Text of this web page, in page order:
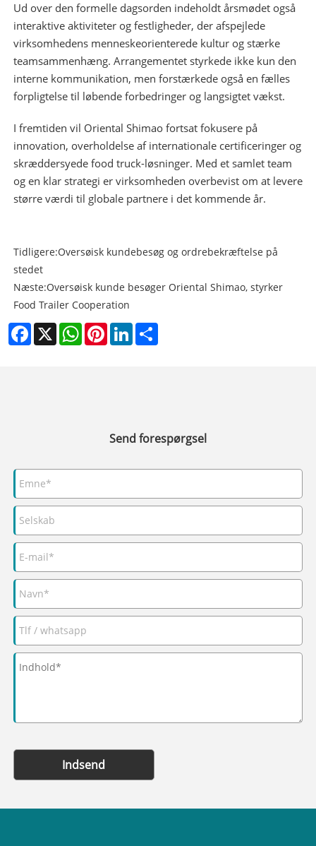
Ud over den formelle dagsorden indeholdt årsmødet også
interaktive aktiviteter og festligheder, der afspejlede
virksomhedens menneskeorienterede kultur og stærke
teamsammenhæng. Arrangementet styrkede ikke kun den
interne kommunikation, men forstærkede også en fælles
forpligtelse til løbende forbedringer og langsigtet vækst.
I fremtiden vil Oriental Shimao fortsat fokusere på
innovation, overholdelse af internationale certificeringer og
skræddersyede food truck-løsninger. Med et samlet team
og en klar strategi er virksomheden overbevist om at levere
større værdi til globale partnere i det kommende år.
Tidligere:Oversøisk kundebesøg og ordrebekræftelse på
stedet
Næste:Oversøisk kunde besøger Oriental Shimao, styrker
Food Trailer Cooperation
Facebook
X WhatsAppPinterestLinkedIn
Send forespørgsel
Indsend